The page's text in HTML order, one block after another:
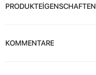
PRODUKTEİGENSCHAFTEN
KOMMENTARE